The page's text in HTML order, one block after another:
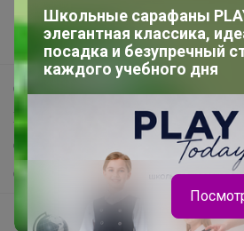
Новости
Поддержка альпак
Самое выгодное
Хиты продаж
Самое желанное
Самое быстрое
Начать зарабатывать с 24-ok
Школьные сарафаны
элегантная классика,
посадка и безупречный
каждого учебного дня